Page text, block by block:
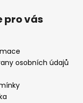
pro vás
osobních údajů